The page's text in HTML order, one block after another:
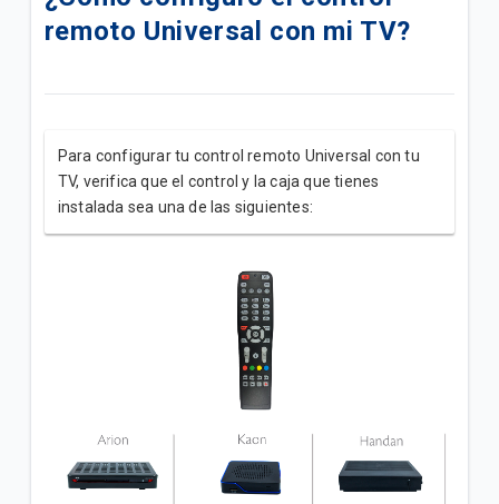
Conoce los 4 Nuevos Canales de tu Plan Avanzado
Disfruta los beneficios del Add On Lite A
Actualizamos la grilla Superior HD de tu plan | Tigo
Hogar FTTH
Actualizamos la grilla Básica de tu plan | Tigo Hogar
Actualizamos la grilla Esencial de tu plan | Tigo
Actualizamos tu grilla Básica de tu plan | Tigo
Hogar HFC
remoto Universal con mi TV?
Para configurar tu control remoto Universal con tu
TV, verifica que el control y la caja que tienes
instalada sea una de las siguientes: